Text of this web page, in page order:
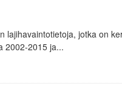
lajihavaintotietoja, jotka on
2002-2015 ja...